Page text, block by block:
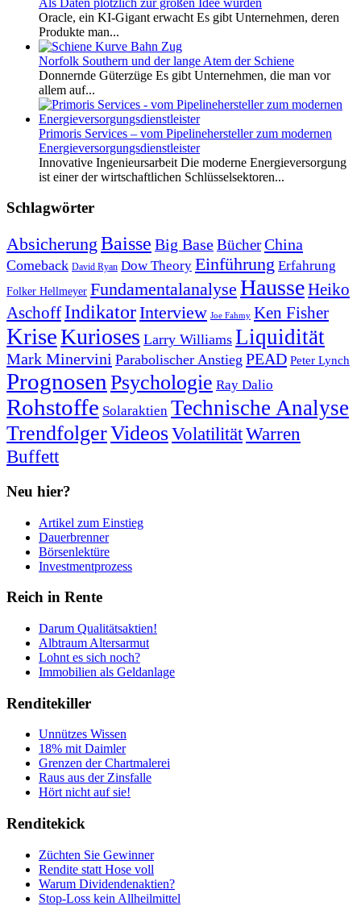
Oracle, ein KI-Gigant erwacht Es gibt Unternehmen, deren
Produkte man...
Norfolk Southern und der lange Atem der Schiene
Donnernde Güterzüge Es gibt Unternehmen, die man vor
allem auf...
Primoris Services – vom Pipelinehersteller zum modernen
Energieversorgungsdienstleister
Innovative Ingenieursarbeit Die moderne Energieversorgung
ist einer der wirtschaftlichen Schlüsselsektoren...
Schlagwörter
Absicherung Baisse Big BaseBücherChina
Comeback David Ryan Dow Theory Einführung Erfahrung
Folker Hellmeyer Fundamentalanalyse HausseHeiko
Aschoff IndikatorInterview Joe Fahmy Ken Fisher
KriseKurioses Larry Williams Liquidität
Mark Minervini Parabolischer Anstieg PEAD Peter Lynch
Prognosen Psychologie Ray Dalio
Rohstoffe Solaraktien Technische Analyse
TrendfolgerVideosVolatilitätWarren
Buffett
Neu hier?
Artikel zum Einstieg
Dauerbrenner
Börsenlektüre
Investmentprozess
Reich in Rente
Darum Qualitätsaktien!
Albtraum Altersarmut
Lohnt es sich noch?
Immobilien als Geldanlage
Renditekiller
Unnützes Wissen
18% mit Daimler
Grenzen der Chartmalerei
Raus aus der Zinsfalle
Hört nicht auf sie!
Renditekick
Züchten Sie Gewinner
Rendite statt Hose voll
Warum Dividendenaktien?
Stop-Loss kein Allheilmittel